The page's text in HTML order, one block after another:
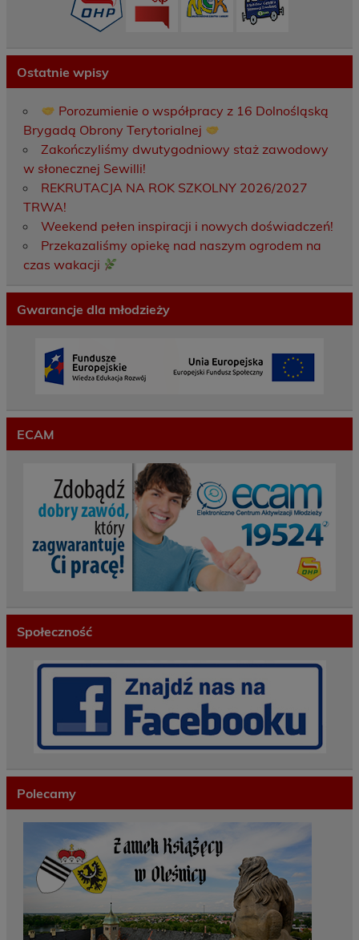
Ostatnie wpisy
Porozumienie o współpracy z 16 Dolnośląską
Brygadą Obrony Terytorialnej
Zakończyliśmy dwutygodniowy staż zawodowy
w słonecznej Sewilli!
REKRUTACJA NA ROK SZKOLNY 2026/2027
TRWA!
Weekend pełen inspiracji i nowych doświadczeń!
Przekazaliśmy opiekę nad naszym ogrodem na
czas wakacji
Gwarancje dla młodzieży
ECAM
Społeczność
Polecamy